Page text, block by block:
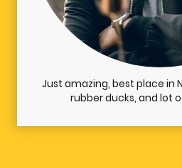
Just amazing, best place in
rubber ducks, and lot